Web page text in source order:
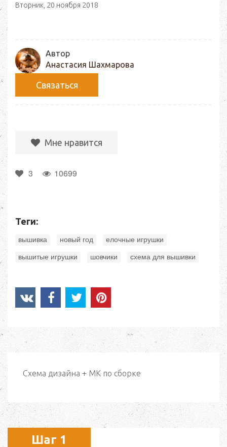
Вторник, 20 ноября 2018
Автор
Анастасия Шахмарова
Связаться
Мне нравится
3 10699
Теги:
вышивка новый год елочные игрушки
вышитые игрушки шовчики схема для вышивки
Схема дизайна + МК по сборке
Шаг 1